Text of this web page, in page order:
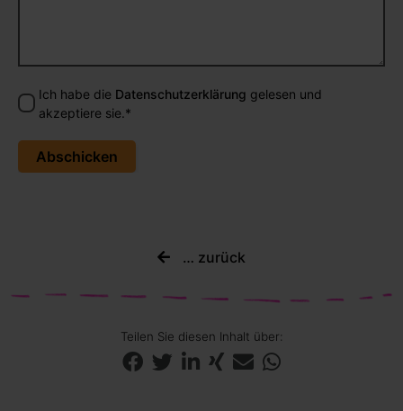
Ich habe die Datenschutzerklärung gelesen und
akzeptiere sie.*
Abschicken
 … zurück
Teilen Sie diesen Inhalt über: